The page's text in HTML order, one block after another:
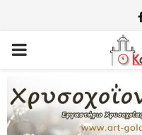
PRIMARY
MENU